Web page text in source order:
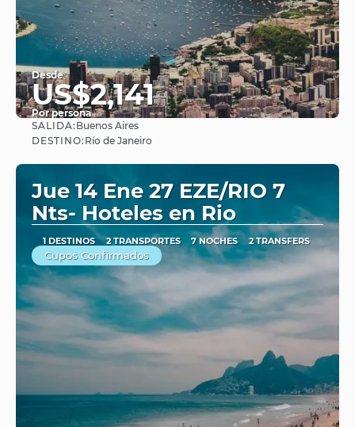
Desde
US$2,141
Por persona
SALIDA: Buenos Aires
DESTINO: Río de Janeiro
Jue 14 Ene 27 EZE/RIO 7
Nts- Hoteles en Rio
1 DESTINOS 2 TRANSPORTES 7 NOCHES 2 TRANSFERS
Cupos Confirmados